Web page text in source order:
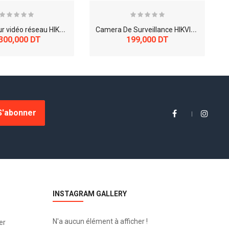
E
nregistreur vidéo réseau HIKVISION DS-7616NXI-K2/16P
DT
C
amera De Surveillance HIKVISION bullet hybride 2 MP DS-2CD1023G2-LIU(F)
199,000 DT
INSTAGRAM GALLERY
N'a aucun élément à afficher !